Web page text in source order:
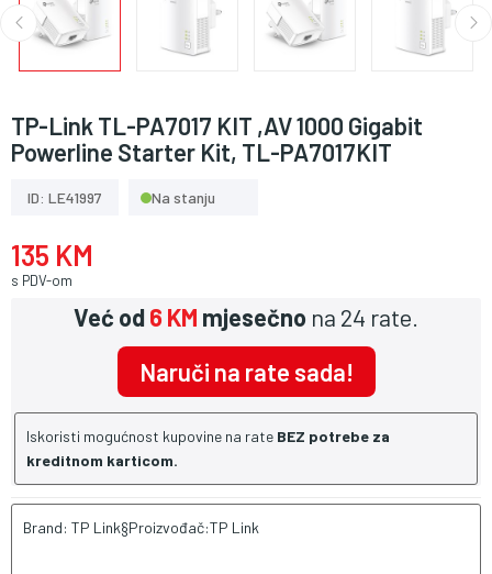
TP-Link TL-PA7017 KIT ,AV 1000 Gigabit
Powerline Starter Kit, TL-PA7017KIT
ID: LE41997 Na stanju
135 KM
s PDV-om
Već od6 KM mjesečno na 24 rate.
Naruči na rate sada!
Iskoristi mogućnost kupovine na rate BEZ potrebe za
kreditnom karticom.
Brand: TP Link§Proizvođač:TP Link